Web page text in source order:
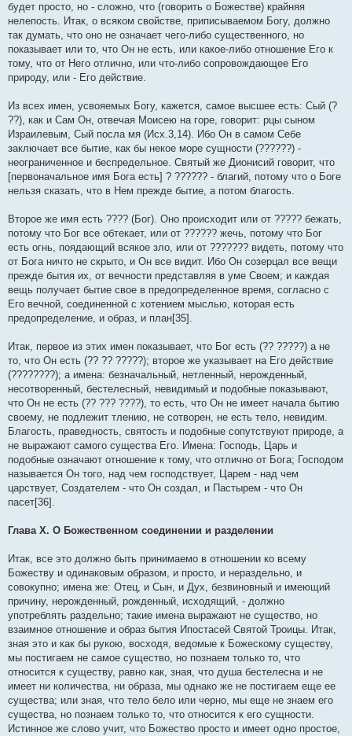
будет просто, но - сложно, что (говорить о Божестве) крайняя
нелепость. Итак, о всяком свойстве, приписываемом Богу, должно
так думать, что оно не означает чего-либо существенного, но
показывает или то, что Он не есть, или какое-либо отношение Его к
тому, что от Него отлично, или что-либо сопровождающее Его
природу, или - Его действие.
Из всех имен, усвояемых Богу, кажется, самое высшее есть: Сый (?
??), как и Сам Он, отвечая Моисею на горе, говорит: рцы сыном
Израилевым, Сый посла мя (Исх.3,14). Ибо Он в самом Себе
заключает все бытие, как бы некое море сущности (??????) -
неограниченное и беспредельное. Святый же Дионисий говорит, что
[первоначальное имя Бога есть] ? ?????? - благий, потому что о Боге
нельзя сказать, что в Нем прежде бытие, а потом благость.
Второе же имя есть ???? (Бог). Оно происходит или от ????? бежать,
потому что Бог все обтекает, или от ?????? жечь, потому что Бог
есть огнь, поядающий всякое зло, или от ??????? видеть, потому что
от Бога ничто не скрыто, и Он все видит. Ибо Он созерцал все вещи
прежде бытия их, от вечности представляя в уме Своем; и каждая
вещь получает бытие свое в предопределенное время, согласно с
Его вечной, соединенной с хотением мыслью, которая есть
предопределение, и образ, и план[35].
Итак, первое из этих имен показывает, что Бог есть (?? ?????) а не
то, что Он есть (?? ?? ?????); второе же указывает на Его действие
(????????); а имена: безначальный, нетленный, нерожденный,
несотворенный, бестелесный, невидимый и подобные показывают,
что Он не есть (?? ??? ????), то есть, что Он не имеет начала бытию
своему, не подлежит тлению, не сотворен, не есть тело, невидим.
Благость, праведность, святость и подобные сопутствуют природе, а
не выражают самого существа Его. Имена: Господь, Царь и
подобные означают отношение к тому, что отлично от Бога; Господом
называется Он того, над чем господствует, Царем - над чем
царствует, Создателем - что Он создал, и Пастырем - что Он
пасет[36].
Глава X. О Божественном соединении и разделении
Итак, все это должно быть принимаемо в отношении ко всему
Божеству и одинаковым образом, и просто, и нераздельно, и
совокупно; имена же: Отец, и Сын, и Дух, безвиновный и имеющий
причину, нерожденный, рожденный, исходящий, - должно
употреблять раздельно; такие имена выражают не существо, но
взаимное отношение и образ бытия Ипостасей Святой Троицы. Итак,
зная это и как бы рукою, восходя, ведомые к Божескому существу,
мы постигаем не самое существо, но познаем только то, что
относится к существу, равно как, зная, что душа бестелесна и не
имеет ни количества, ни образа, мы однако же не постигаем еще ее
существа; или зная, что тело бело или черно, мы еще не знаем его
существа, но познаем только то, что относится к его сущности.
Истинное же слово учит, что Божество просто и имеет одно простое,